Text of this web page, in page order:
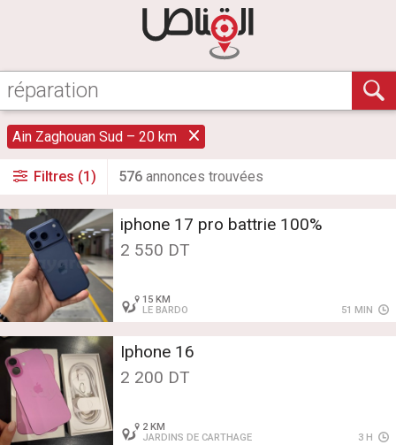
Ain Zaghouan Sud – 20 km
Filtres (1) 576 annonces trouvées
iphone 17 pro battrie 100%
2 550 DT
15 KM
LE BARDO
51 MIN
Iphone 16
2 200 DT
2 KM
JARDINS DE CARTHAGE
3 H